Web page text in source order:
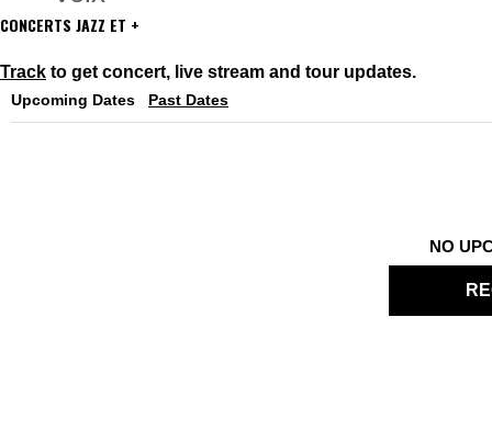
CONCERTS JAZZ ET +
Track to get concert, live stream and tour updates.
Upcoming Dates Past Dates
NO